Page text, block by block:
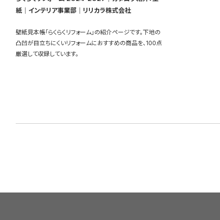
紙｜インテリア事業部｜リリカラ株式会社
壁紙見本帳「らくらくリフォーム」の紹介ページです。下地の
凸凹が目立ちにくいリフォームにおすすめの商品を、100点
厳選して収録しています。